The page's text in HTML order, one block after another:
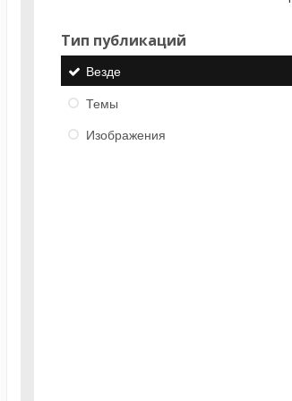
Тип публикаций
Везде
Темы
Изображения